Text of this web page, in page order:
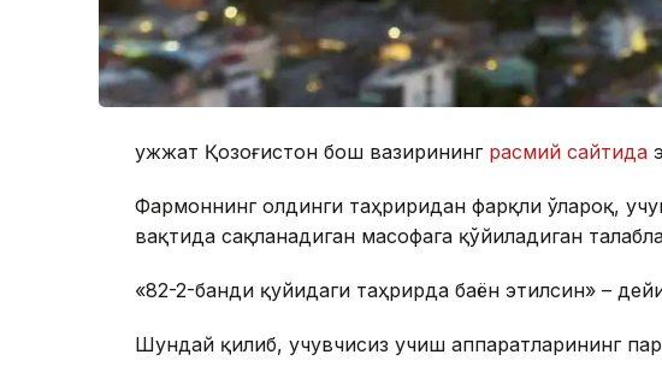
Ҳужжат Қозоғистон бош вазирининг расмий сайтида
Фармоннинг олдинги таҳриридан фарқли ўлароқ,
вақтида сақланадиган масофага қўйиладиган
«82-2-банди қуйидаги таҳрирда баён этилсин» –
Шундай қилиб, учувчисиз учиш аппаратларининг